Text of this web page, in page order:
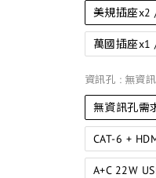
美規插座x2
萬國插座x1
資訊孔 : 無資
無資訊孔需
CAT-6 +
A+C 22W